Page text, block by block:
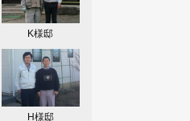
K様邸
H様邸